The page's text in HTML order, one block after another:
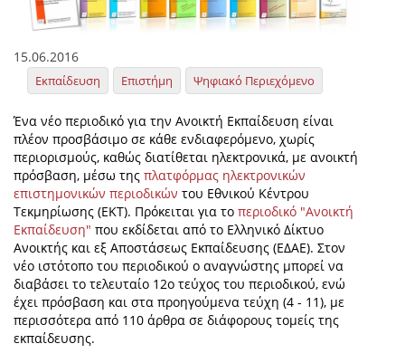
15.06.2016
Εκπαίδευση Επιστήμη Ψηφιακό Περιεχόμενο
Ένα νέο περιοδικό για την Ανοικτή Εκπαίδευση είναι
πλέον προσβάσιμο σε κάθε ενδιαφερόμενο, χωρίς
περιορισμούς, καθώς διατίθεται ηλεκτρονικά, με ανοικτή
πρόσβαση, μέσω της πλατφόρμας ηλεκτρονικών
επιστημονικών περιοδικών του Εθνικού Κέντρου
Τεκμηρίωσης (ΕΚΤ). Πρόκειται για το περιοδικό "Ανοικτή
Εκπαίδευση" που εκδίδεται από το Ελληνικό Δίκτυο
Ανοικτής και εξ Αποστάσεως Εκπαίδευσης (ΕΔΑΕ). Στον
νέο ιστότοπο του περιοδικού ο αναγνώστης μπορεί να
διαβάσει το τελευταίο 12ο τεύχος του περιοδικού, ενώ
έχει πρόσβαση και στα προηγούμενα τεύχη (4 - 11), με
περισσότερα από 110 άρθρα σε διάφορους τομείς της
εκπαίδευσης.